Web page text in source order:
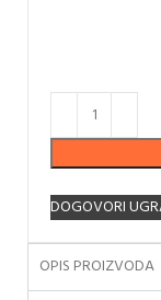
DOGOVORI
OPIS PROIZVODA